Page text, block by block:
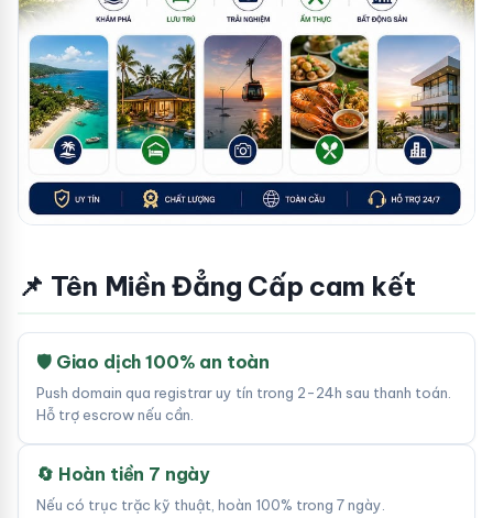
📌 Tên Miền Đẳng Cấp cam kết
🛡 Giao dịch 100% an toàn
Push domain qua registrar uy tín trong 2-24h sau thanh toán.
Hỗ trợ escrow nếu cần.
🔄 Hoàn tiền 7 ngày
Nếu có trục trặc kỹ thuật, hoàn 100% trong 7 ngày.